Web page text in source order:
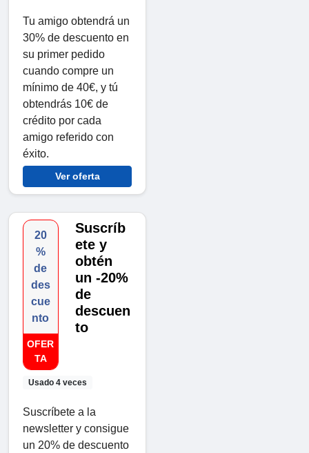
Tu amigo obtendrá un
30% de descuento en
su primer pedido
cuando compre un
mínimo de 40€, y tú
obtendrás 10€ de
crédito por cada
amigo referido con
éxito.
Ver oferta
20
%
de
des
cue
nto
OFER
TA
Usado 4 veces
Suscríb
ete y
obtén
un -20%
de
descuen
to
Suscríbete a la
newsletter y consigue
un 20% de descuento